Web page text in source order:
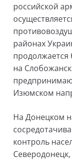
российской
районах
продолжается
на
Изюмском
На Донецком
контроль